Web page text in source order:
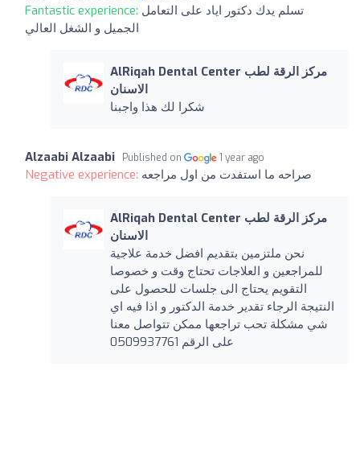
Fantastic experience: تسلم يدك دكتور اياد على التعامل
الجميل و الشغل العالي
AlRiqah Dental Center مركز الرقة لطب
الاسنان
شكرا لك هذا واجبنا
Alzaabi Alzaabi Published on 1 year ago
Negative experience: صراحه ما استفدت من اول مراجعه
AlRiqah Dental Center مركز الرقة لطب
الاسنان
نحن ملتزمين بتقديم افضل خدمة علاجية
للمراجعين و العلاجات تحتاج وقت و خصوصا
التقويم يحتاج الى جلسات للحصول على
النتيجة الرجاء تقدير خدمة الدكتور و اذا فيه اي
شي مشكلة تحب تراجعها ممكن تتواصل معنا
على الرقم 0509937761